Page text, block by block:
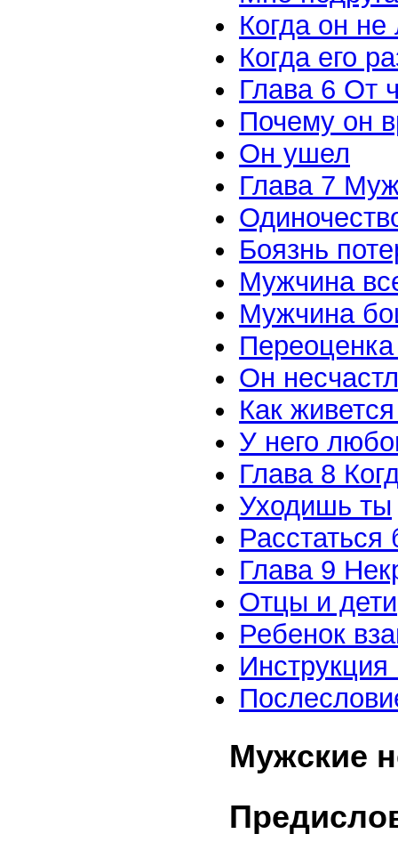
Когда он
Когда его
Глава 6 От
Почему он
Он ушел
Глава 7
Боязнь
Мужчина
Мужчина
Он
Как
У него
Глава 8
Уходишь ты
Расстаться
Глава 9
Отцы и дети
Ребенок
Мужские